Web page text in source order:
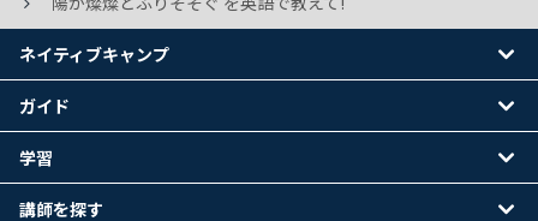
ネイティブキャンプ
ガイド
学習
講師を探す